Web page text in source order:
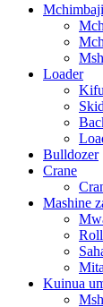
Mchimbaji
Loader
Bulldozer
Crane
Mashine
Kuinua